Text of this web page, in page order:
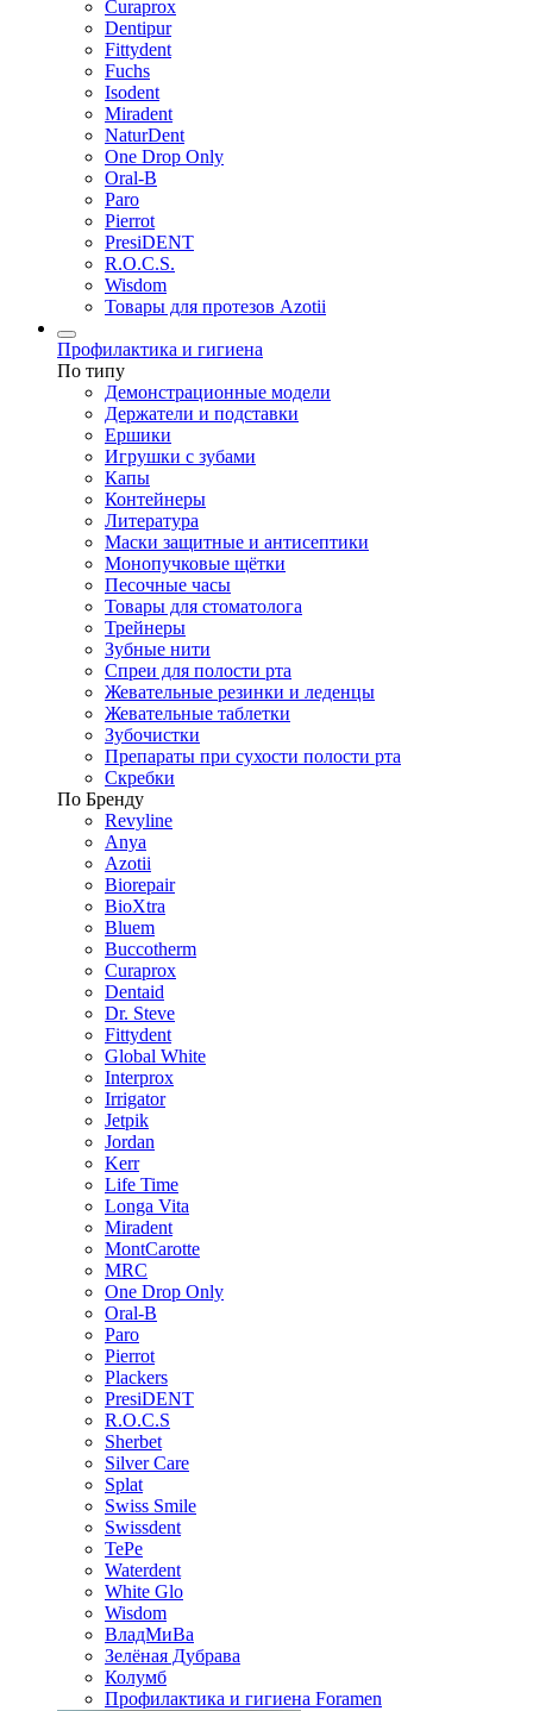
Curaprox
Dentipur
Fittydent
Fuchs
Isodent
Miradent
NaturDent
One Drop Only
Oral-B
Paro
Pierrot
PresiDENT
R.O.C.S.
Wisdom
Товары для протезов Azotii
Профилактика и гигиена
По типу
Демонстрационные модели
Держатели и подставки
Ершики
Игрушки с зубами
Капы
Контейнеры
Литература
Маски защитные и антисептики
Монопучковые щётки
Песочные часы
Товары для стоматолога
Трейнеры
Зубные нити
Спреи для полости рта
Жевательные резинки и леденцы
Жевательные таблетки
Зубочистки
Препараты при сухости полости рта
Скребки
По Бренду
Revyline
Anya
Azotii
Biorepair
BioXtra
Bluem
Buccotherm
Curaprox
Dentaid
Dr. Steve
Fittydent
Global White
Interprox
Irrigator
Jetpik
Jordan
Kerr
Life Time
Longa Vita
Miradent
MontCarotte
MRC
One Drop Only
Oral-B
Paro
Pierrot
Plackers
PresiDENT
R.O.C.S
Sherbet
Silver Care
Splat
Swiss Smile
Swissdent
TePe
Waterdent
White Glo
Wisdom
ВладМиВа
Зелёная Дубрава
Колумб
Профилактика и гигиена Foramen